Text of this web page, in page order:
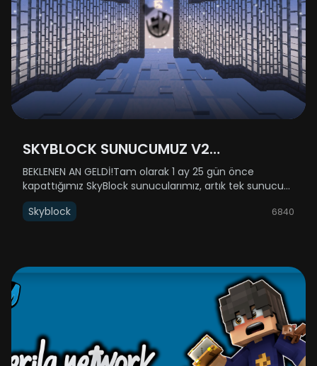
SKYBLOCK SUNUCUMUZ V2
GÜNCELLEMESİYLE AÇILIYOR!
BEKLENEN AN GELDİ!Tam olarak 1 ay 25 gün önce
kapattığımız SkyBlock sunucularımız, artık tek sunucu
halinde (SkyBlock 1-2 birleştirildi) geri dönüyor! 31 Aralık
Çarşamba günü yenilenmiş haliyle sizlere kapılarını
Skyblock 6840